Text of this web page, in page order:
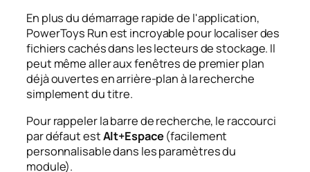
En plus du démarrage rapide de l'application,
PowerToys Run est incroyable pour localiser des
fichiers cachés dans les lecteurs de stockage. Il
peut même aller aux fenêtres de premier plan
déjà ouvertes en arrière-plan à la recherche
simplement du titre.
Pour rappeler la barre de recherche, le raccourci
par défaut estAlt+Espace(facilement
personnalisable dans les paramètres du
module).